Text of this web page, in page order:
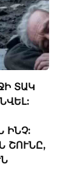
ՏԱԿ
ԻՆՉ:
ՇՈՒՆԸ,